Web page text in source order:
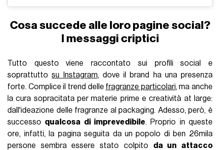
Cosa succede alle loro pagine social?
I messaggi criptici
Tutto questo viene raccontato sui profili social e
soprattuttosu Instagram, dove il brand ha una presenza
forte. Complice il trend delle fragranze particolari, ma anche
la cura sopracitata per materie prime e creatività at large:
dall'ideazione delle fragranze al packaging. Adesso, però, è
successo qualcosa di imprevedibile. Proprio in queste
ore, infatti, la pagina seguita da un popolo di ben 26mila
persone sembra essere stato colpito da un attacco